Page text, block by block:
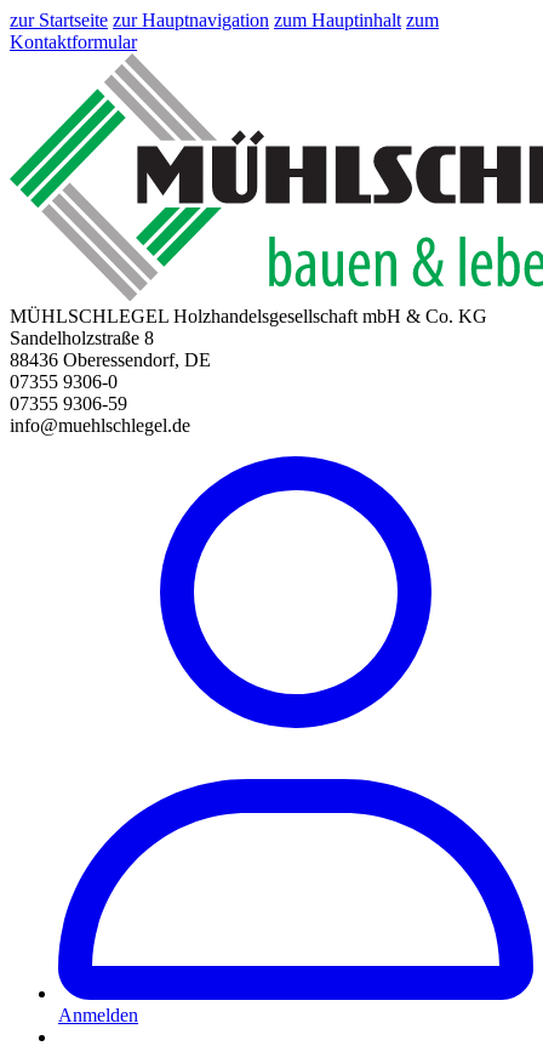
zur Startseite zur Hauptnavigation zum Hauptinhalt zum
Kontaktformular
MÜHLSCHLEGEL Holzhandelsgesellschaft mbH & Co. KG
Sandelholzstraße 8
88436 Oberessendorf, DE
07355 9306-0
07355 9306-59
info@muehlschlegel.de
Anmelden